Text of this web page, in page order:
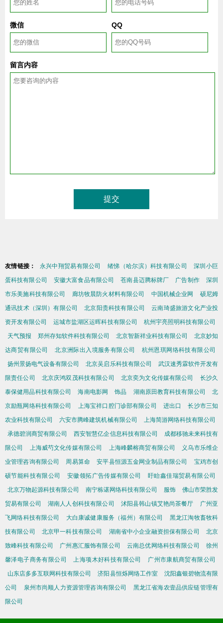
微信 QQ
留言内容
友情链接： 永兴中翔贸易有限公司 绪悌（哈尔滨）科技有限公司
深圳小巨
蛋科技有限公司
安徽大富食品有限公司 苍南县迈腾标牌厂 广告制作
深圳
市乐美施科技有限公司
廊坊牧晨防火材料有限公司 中国机械企业网
硕尼姆
通讯技术（深圳）有限公司
北京阳贵科技有限公司
云南琦盛旅游文化产业投
资开发有限公司
运城市盐湖区运晖科技有限公司
杭州宇亮照明科技有限公司
天气预报
郑州存知软件科技有限公司 北京智新祥业科技有限公司
北京妙知
达商贸有限公司
北京洲际出入境服务有限公司
杭州恩琪网络科技有限公司
扬州景扬电气设备有限公司
北京吴启乐科技有限公司
武汉速秀霖软件开发有
限责任公司
北京庆鸿双茂科技有限公司 北京奕为文化传媒有限公司
长沙久
泰保健用品科技有限公司
海南电影网 饰品 湖南原田教育科技有限公司
北
京励瓶网络科技有限公司
上海宝祥口腔门诊部有限公司 进出口
长沙市三知
农业科技有限公司
六安市腾峰建筑机械有限公司
上海简游网络科技有限公司
承德碧润商贸有限公司
西安智慧亿企信息科技有限公司
成都移驰未来科技有
限公司
上海威芍文化传媒有限公司 上海峰麟榕商贸有限公司
义乌市乐维企
业管理咨询有限公司
周易算命 安平县恒源五金网业制品有限公司
宝鸡市创
硕节能科技有限公司
安徽领拓广告传媒有限公司
盱眙鑫佳瑞贸易有限公司
北京万物起源科技有限公司
南宁栋谌网络科技有限公司 服饰
佛山市荣胜发
贸易有限公司
湖南人人创科技有限公司 沭阳县韩山镇艾艳尚茶餐厅
广州亚
飞网络科技有限公司
大白康诚健康服务（福州）有限公司
黑龙江淘牧畜牧科
技有限公司
北京甲一科技有限公司 湖南省中小企业融资担保有限公司
北京
致峰科技有限公司
广州惠汇服饰有限公司 云南总优网络科技有限公司
徐州
馨泽电子商务有限公司
上海项木好科技有限公司
广州市康航商贸有限公司
山东店多多互联网科技有限公司
济阳县恒烁网络工作室
沈阳鑫银碧物流有限
公司
泉州市尚顺人力资源管理咨询有限公司
黑龙江省海农壹品供应链管理有
限公司